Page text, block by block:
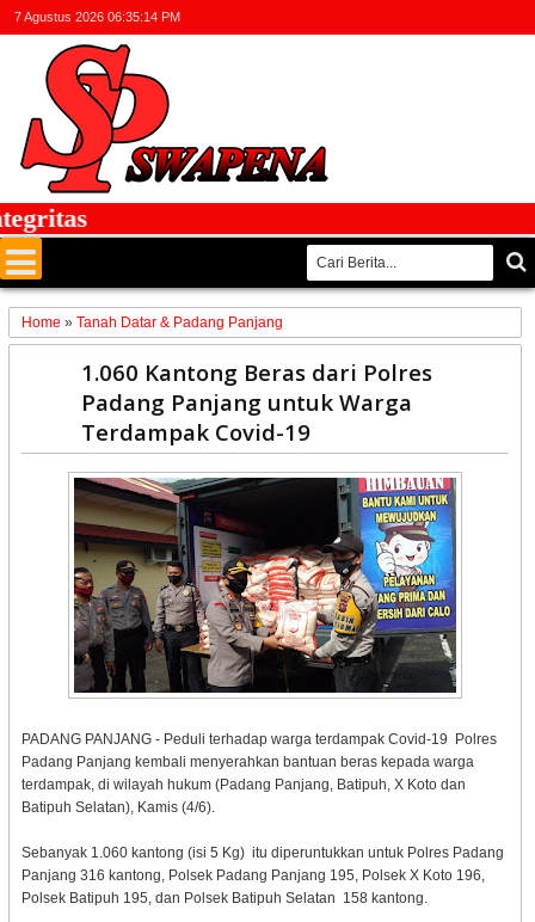
7 Agustus 2026 06:35:14 PM
Home » Tanah Datar & Padang Panjang
1.060 Kantong Beras dari Polres
Padang Panjang untuk Warga
Terdampak Covid-19
PADANG PANJANG - Peduli terhadap warga terdampak Covid-19 Polres
Padang Panjang kembali menyerahkan bantuan beras kepada warga
terdampak, di wilayah hukum (Padang Panjang, Batipuh, X Koto dan
Batipuh Selatan), Kamis (4/6).
Sebanyak 1.060 kantong (isi 5 Kg) itu diperuntukkan untuk Polres Padang
Panjang 316 kantong, Polsek Padang Panjang 195, Polsek X Koto 196,
Polsek Batipuh 195, dan Polsek Batipuh Selatan 158 kantong.